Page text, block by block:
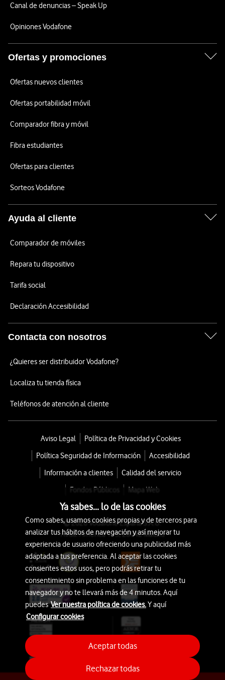
Canal de denuncias – Speak Up
Opiniones Vodafone
Ofertas y promociones
Ofertas nuevos clientes
Ofertas portabilidad móvil
Comparador fibra y móvil
Fibra estudiantes
Ofertas para clientes
Sorteos Vodafone
Ayuda al cliente
Comparador de móviles
Repara tu dispositivo
Tarifa social
Declaración Accesibilidad
Contacta con nosotros
¿Quieres ser distribuidor Vodafone?
Localiza tu tienda física
Teléfonos de atención al cliente
Aviso Legal
Política de Privacidad y Cookies
Política Seguridad de Información
Accesibilidad
Información a clientes
Calidad del servicio
Fondos Públicos
Mapa Web
© 2026 Vodafone España S.A.U.
Avda. América 115, 28042 Madrid
Ya sabes... lo de las cookies
Como sabes, usamos cookies propias y de terceros para
analizar tus hábitos de navegación y así mejorar tu
experiencia de usuario ofreciendo una publicidad más
adaptada a tus preferencia. Al aceptar las cookies
consientes estos usos, pero podrás retirar tu
consentimiento sin problema en las funciones de tu
navegador y no te llevará más de 4 minutos. Aquí
puedesVer nuestra política de cookies.Y aquí
Configurar cookies
Rechazar todas
Aceptar todas